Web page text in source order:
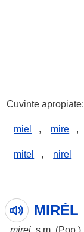
Cuvinte apropiate:
miel , mire ,
mitel , nirel
MIRÉL
, mirei, s.m. (Pop.)